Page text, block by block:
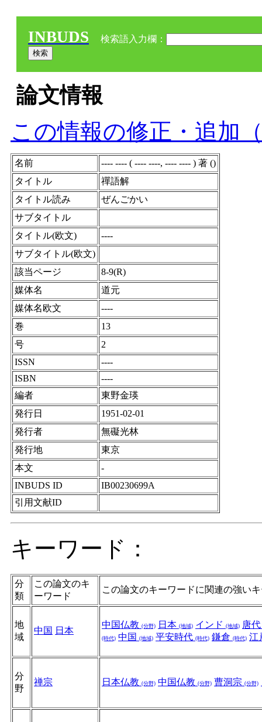
INBUDS 検索語入力欄：
論文情報
この情報の修正・追加
名前
---- ---- ( ---- ----, ---- ---- ) 著 ()
タイトル
禪語解
タイトル読み
ぜんごかい
サブタイトル
タイトル(欧文)
----
サブタイトル(欧文)
該当ページ
8-9(R)
媒体名
道元
媒体名欧文
----
巻
13
号
2
ISSN
----
ISBN
----
編者
東野金瑛
発行日
1951-02-01
発行者
無礙光林
発行地
東京
本文
-
INBUDS ID
IB00230699A
引用文献ID
キーワード：
分
類
この論文のキ
ーワード
この論文のキーワードに関連の強い
地
域
中国 日本
中国仏教 (分野) 日本 (地域) インド (地域) 唐
(時代) 中国 (地域) 平安時代 (時代) 鎌倉 (時代) 江
分
野
禅宗 日本仏教 (分野) 中国仏教 (分野) 曹洞宗 (分野)